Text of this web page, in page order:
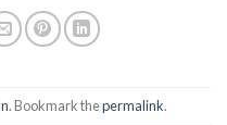
. Bookmark thepermalink.